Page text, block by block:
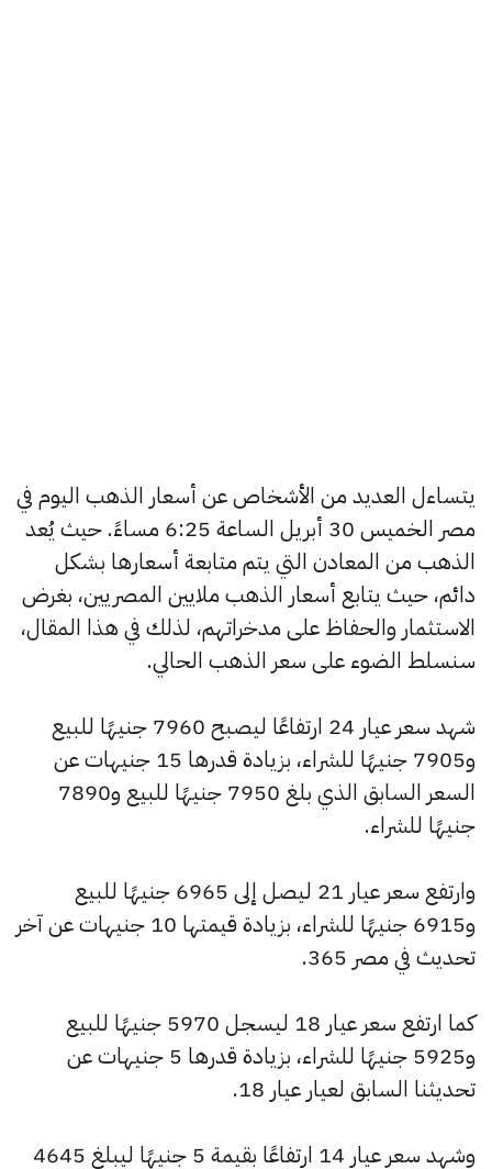
يتساءل العديد من الأشخاص عن أسعار الذهب اليوم في
مصر الخميس 30 أبريل الساعة 6:25 مساءً. حيث يُعد
الذهب من المعادن التي يتم متابعة أسعارها بشكل
دائم، حيث يتابع أسعار الذهب ملايين المصريين، بغرض
الاستثمار والحفاظ على مدخراتهم، لذلك في هذا المقال،
سنسلط الضوء على سعر الذهب الحالي.
شهد سعر عيار 24 ارتفاعًا ليصبح 7960 جنيهًا للبيع
و7905 جنيهًا للشراء، بزيادة قدرها 15 جنيهات عن
السعر السابق الذي بلغ 7950 جنيهًا للبيع و7890
جنيهًا للشراء.
وارتفع سعر عيار 21 ليصل إلى 6965 جنيهًا للبيع
و6915 جنيهًا للشراء، بزيادة قيمتها 10 جنيهات عن آخر
تحديث في مصر 365.
كما ارتفع سعر عيار 18 ليسجل 5970 جنيهًا للبيع
و5925 جنيهًا للشراء، بزيادة قدرها 5 جنيهات عن
تحديثنا السابق لعيار عيار 18.
وشهد سعر عيار 14 ارتفاعًا بقيمة 5 جنيهًا ليبلغ 4645